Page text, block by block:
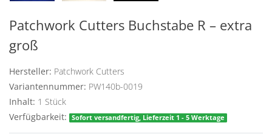
Patchwork Cutters Buchstabe R – extra
groß
Hersteller: Patchwork Cutters
Variantennummer: PW140b-0019
Inhalt: 1 Stück
Verfügbarkeit:
Sofort versandfertig, Lieferzeit 1 - 5 Werktage